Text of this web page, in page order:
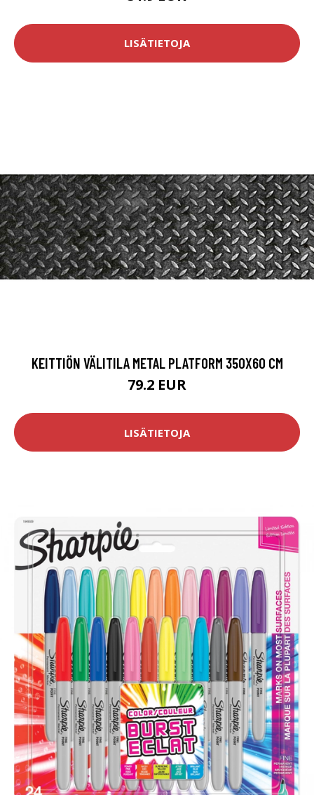
LISÄTIETOJA
KEITTIÖN VÄLITILA METAL PLATFORM 350X60 CM
79.2 EUR
LISÄTIETOJA